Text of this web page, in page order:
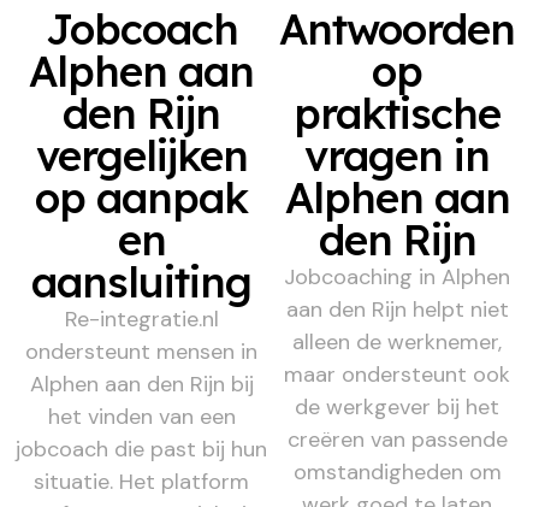
Jobcoach
Alphen aan
den Rijn
vergelijken
op aanpak
en
aansluiting
Re-integratie.nl
ondersteunt mensen in
Alphen aan den Rijn bij
het vinden van een
jobcoach die past bij hun
situatie. Het platform
Antwoorden
op
praktische
vragen in
Alphen aan
den Rijn
Jobcoaching in Alphen
aan den Rijn helpt niet
alleen de werknemer,
maar ondersteunt ook
de werkgever bij het
creëren van passende
omstandigheden om